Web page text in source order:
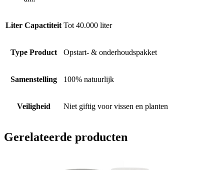
Liter Capactiteit Tot 40.000 liter
Type Product Opstart- & onderhoudspakket
Samenstelling 100% natuurlijk
Veiligheid Niet giftig voor vissen en planten
Gerelateerde producten